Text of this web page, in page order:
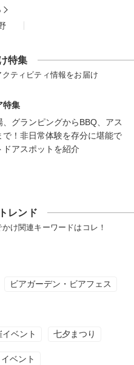
特集
ティビティ情報をお届け
特集
、グランピングからBBQ、アス
で！非日常体験を存分に堪能で
ドアスポットを紹介
レンド
け関連キーワードはコレ！
ビアガーデン・ビアフェス
ベント 七夕まつり
ベント